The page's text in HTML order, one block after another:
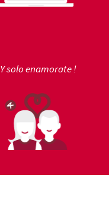
Y solo enamorate !